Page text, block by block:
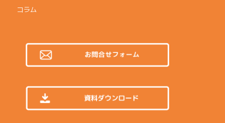
コラム